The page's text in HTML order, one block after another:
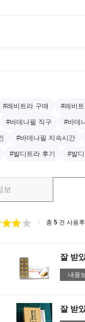
#레비트라 구매 #레비
#바데나필 직구 #바데
#바데나필 지속시간
#발디트라 후기 #발
보
총 5 건 사용후
잘 받
내용
잘 받